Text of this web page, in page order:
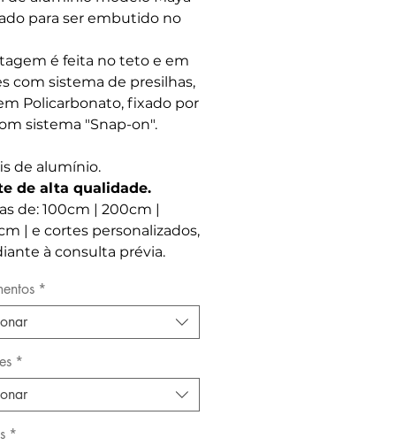
para ser embutido no
é feita no teto e em
com sistema de presilhas,
Policarbonato, fixado por
sistema "Snap-on".
de alumínio.
de alta qualidade.
de: 100cm | 200cm |
| e cortes personalizados,
à consulta prévia.
*
*
*